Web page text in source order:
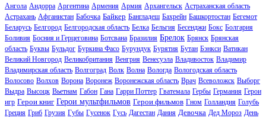
Ангола Андорра Аргентина Армения Армия Архангельск Астраханская область
Астрахань Афганистан Бабочка Байкер Бангладеш Бахрейн Башкортостан Бегемот
Беларусь Белгород Белгородская область Белка Бельгия Бесенджи Бокс Болгария
Боливия Босния и Герцеговина Ботсвана Бразилия Брелок Брянск Брянская
область Буквы Бульдог Буркина Фасо Бурундук Бурятия Бутан Бэнкси Ватикан
Великий Новгород Великобритания Венгрия Венесуэла Владивосток Владимир
Владимирская область Волгоград Волк Волна Вологда Вологодская область
Волосово Волхов Ворона Воронеж Воронежская область Врач Всеволожск Выборг
Выдра Высоцк Вьетнам Габон Гана Гарри Поттер Гватемала Гербы Германия Герои
игр Герои книг Герои мультфильмов Герои фильмов Гном Голландия Голубь
Греция Гриб Грузия Губы Гусенок Гусь Дагестан Дания Девочка Дед Мороз День